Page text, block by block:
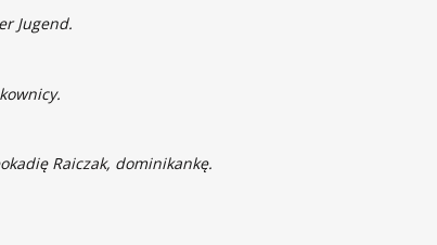
Jugend.
Raiczak, dominikankę.